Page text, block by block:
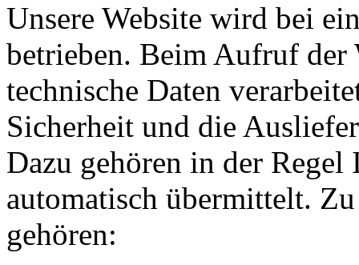
Unsere Website wird bei
betrieben. Beim Aufruf der
technische Daten
Sicherheit und die
Dazu gehören in der
automatisch übermittelt.
gehören: